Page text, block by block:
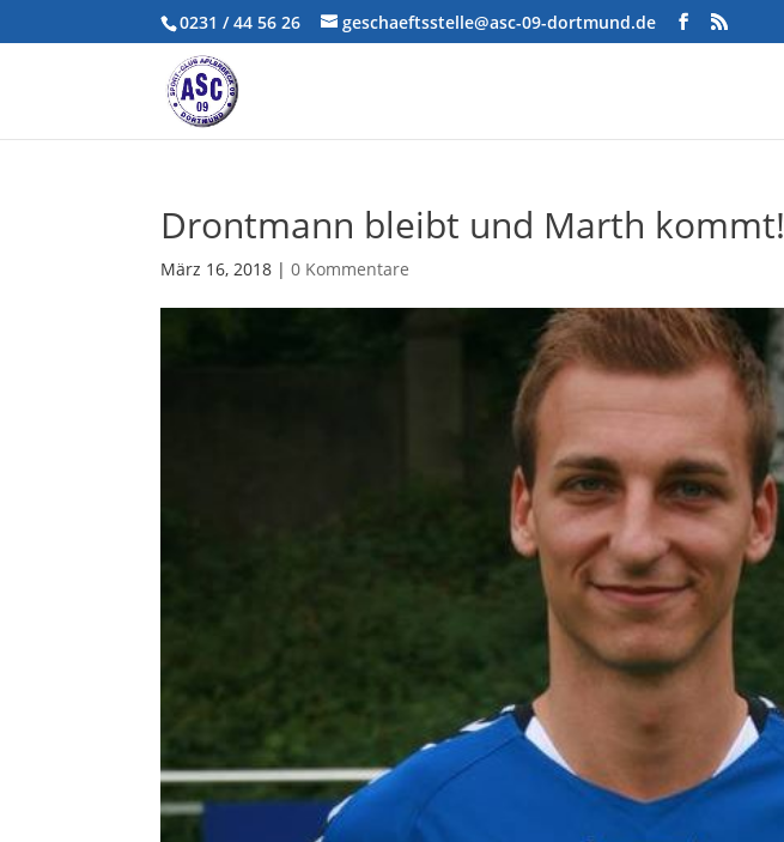
0231 / 44 56 26 geschaeftsstelle@asc-09-dortmund.de
Drontmann bleibt und Marth kommt!
März 16, 2018 |0 Kommentare